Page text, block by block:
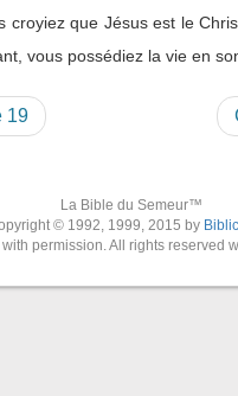
croyiez que Jésus est le
vous possédiez la vie en
19
La Bible du Semeur™
© 1992, 1999, 2015 by
with permission. All rights reserved